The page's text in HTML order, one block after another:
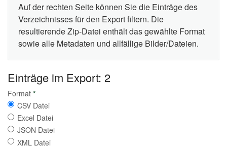
Auf der rechten Seite können Sie die Einträge des
Verzeichnisses für den Export filtern. Die
resultierende Zip-Datei enthält das gewählte Format
sowie alle Metadaten und allfällige Bilder/Dateien.
Einträge im Export: 2
Format *
CSV Datei
Excel Datei
JSON Datei
XML Datei